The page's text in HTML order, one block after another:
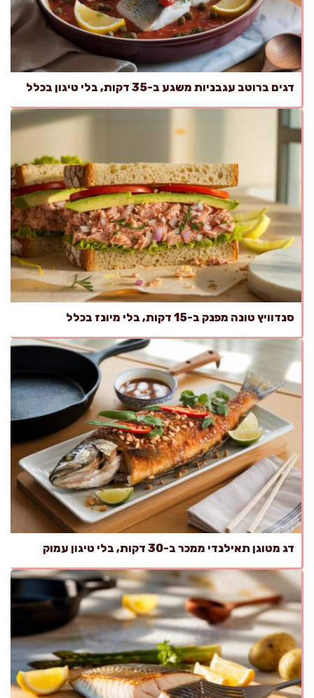
דגים ברוטב עגבניות משגע ב-35 דקות, בלי טיגון בכלל
סנדוויץ טונה מפנק ב-15 דקות, בלי מיונז בכלל
דג מטוגן תאילנדי ממכר ב-30 דקות, בלי טיגון עמוק